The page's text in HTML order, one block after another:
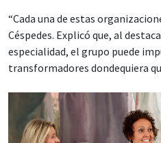
“Cada una de estas
Céspedes. Explicó que, al
especialidad, el grupo puede
transformadores dondequiera